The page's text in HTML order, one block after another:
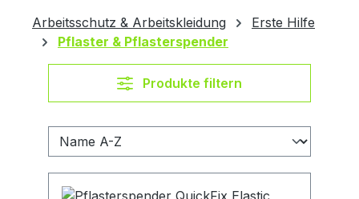
Arbeitsschutz & Arbeitskleidung
Erste Hilfe
Pflaster & Pflasterspender
Produkte filtern